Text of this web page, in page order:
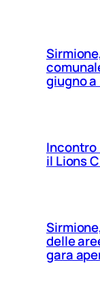
giugno
il Lions
delle
gara